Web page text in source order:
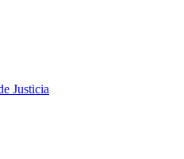
Justicia